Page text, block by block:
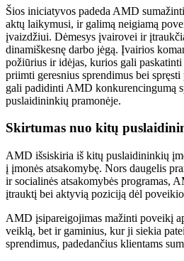
Šios iniciatyvos padeda AMD
aktų laikymusi, ir galimą neigiamą
įvaizdžiui. Dėmesys įvairovei ir
dinamiškesnę darbo jėgą. Įvairios
požiūrius ir idėjas, kurios gali
priimti geresnius sprendimus bei
gali padidinti AMD konkurencingumą
puslaidininkių pramonėje.
Skirtumas nuo kitų
AMD išsiskiria iš kitų puslaidininkių
į įmonės atsakomybę. Nors daugelis
ir socialinės atsakomybės programas,
įtrauktį bei aktyvią poziciją dėl
AMD įsipareigojimas mažinti poveikį
veiklą, bet ir gaminius, kur ji siekia
sprendimus, padedančius klientams